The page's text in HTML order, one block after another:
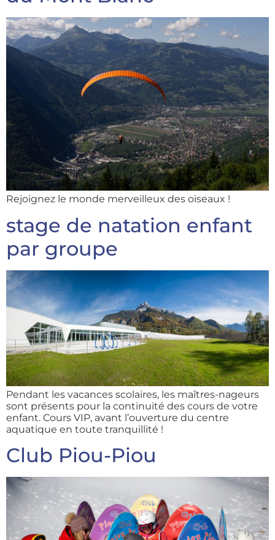
Rejoignez le monde merveilleux des oiseaux !
stage de natation enfant
par groupe
Pendant les vacances scolaires, les maîtres-nageurs
sont présents pour la continuité des cours de votre
enfant. Cours VIP, avant l’ouverture du centre
aquatique en toute tranquillité !
Club Piou-Piou